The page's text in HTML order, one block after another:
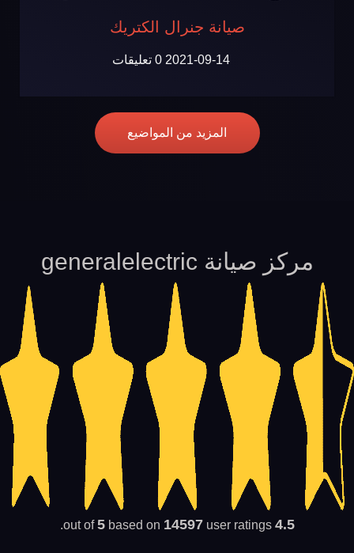
صيانة جنرال الكتريك
2021-09-14 0 تعليقات
المزيد من المواضيع
مركز صيانة generalelectric
4.5
out of
5based on 14597user ratings.